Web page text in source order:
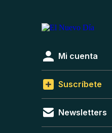
Mi cuenta
Suscríbete
Newsletters